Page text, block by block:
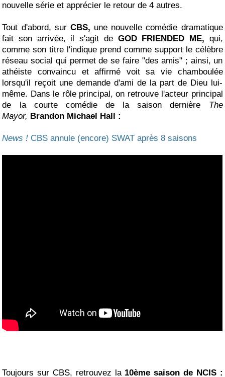
nouvelle série et apprécier le retour de 4 autres.
Tout d'abord, sur CBS, une nouvelle comédie dramatique
fait son arrivée, il s'agit de GOD FRIENDED ME, qui,
comme son titre l'indique prend comme support le célèbre
réseau social qui permet de se faire "des amis" ; ainsi, un
athéiste convaincu et affirmé voit sa vie chamboulée
lorsqu'il reçoit une demande d'ami de la part de Dieu lui-
même. Dans le rôle principal, on retrouve l'acteur principal
de la courte comédie de la saison dernière The
Mayor, Brandon Michael Hall :
News ! CBS annule (encore) SWAT après 8 saisons
Toujours sur CBS, retrouvez la 10ème saison de NCIS :